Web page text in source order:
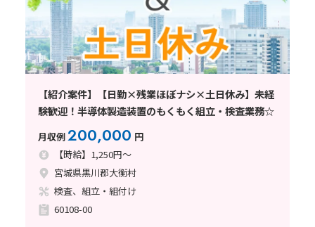
【紹介案件】【日勤×残業ほぼナシ×土日休み】未経
験歓迎！半導体製造装置のもくもく組立・検査業務☆
月収例200,000 円
【時給】1,250円～
宮城県黒川郡大衡村
検査、組立・組付け
60108-00